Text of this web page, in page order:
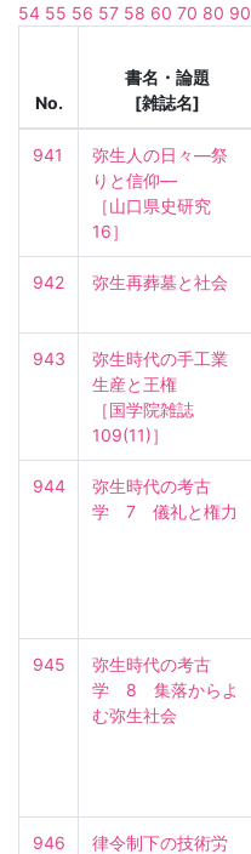
54 55 56 57 58 60 70 80 90
No.
書名・論題
[雑誌名]
941
弥生人の日々―祭
りと信仰―
［山口県史研究
16］
942 弥生再葬墓と社会
943
弥生時代の手工業
生産と王権
［国学院雑誌
109(11)］
944
弥生時代の考古
学　7　儀礼と権力
945
弥生時代の考古
学　8　集落からよ
む弥生社会
946
律令制下の技術労